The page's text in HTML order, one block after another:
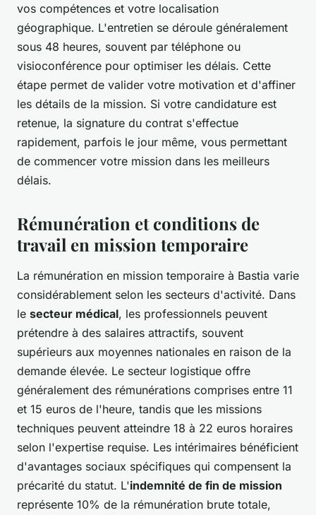
vos compétences et votre localisation
géographique. L'entretien se déroule généralement
sous 48 heures, souvent par téléphone ou
visioconférence pour optimiser les délais. Cette
étape permet de valider votre motivation et d'affiner
les détails de la mission. Si votre candidature est
retenue, la signature du contrat s'effectue
rapidement, parfois le jour même, vous permettant
de commencer votre mission dans les meilleurs
délais.
Rémunération et conditions de
travail en mission temporaire
La rémunération en mission temporaire à Bastia varie
considérablement selon les secteurs d'activité. Dans
le secteur médical, les professionnels peuvent
prétendre à des salaires attractifs, souvent
supérieurs aux moyennes nationales en raison de la
demande élevée. Le secteur logistique offre
généralement des rémunérations comprises entre 11
et 15 euros de l'heure, tandis que les missions
techniques peuvent atteindre 18 à 22 euros horaires
selon l'expertise requise. Les intérimaires bénéficient
d'avantages sociaux spécifiques qui compensent la
précarité du statut. L'indemnité de fin de mission
représente 10% de la rémunération brute totale,